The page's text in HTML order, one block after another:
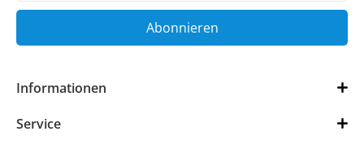
Abonnieren
Informationen
Service